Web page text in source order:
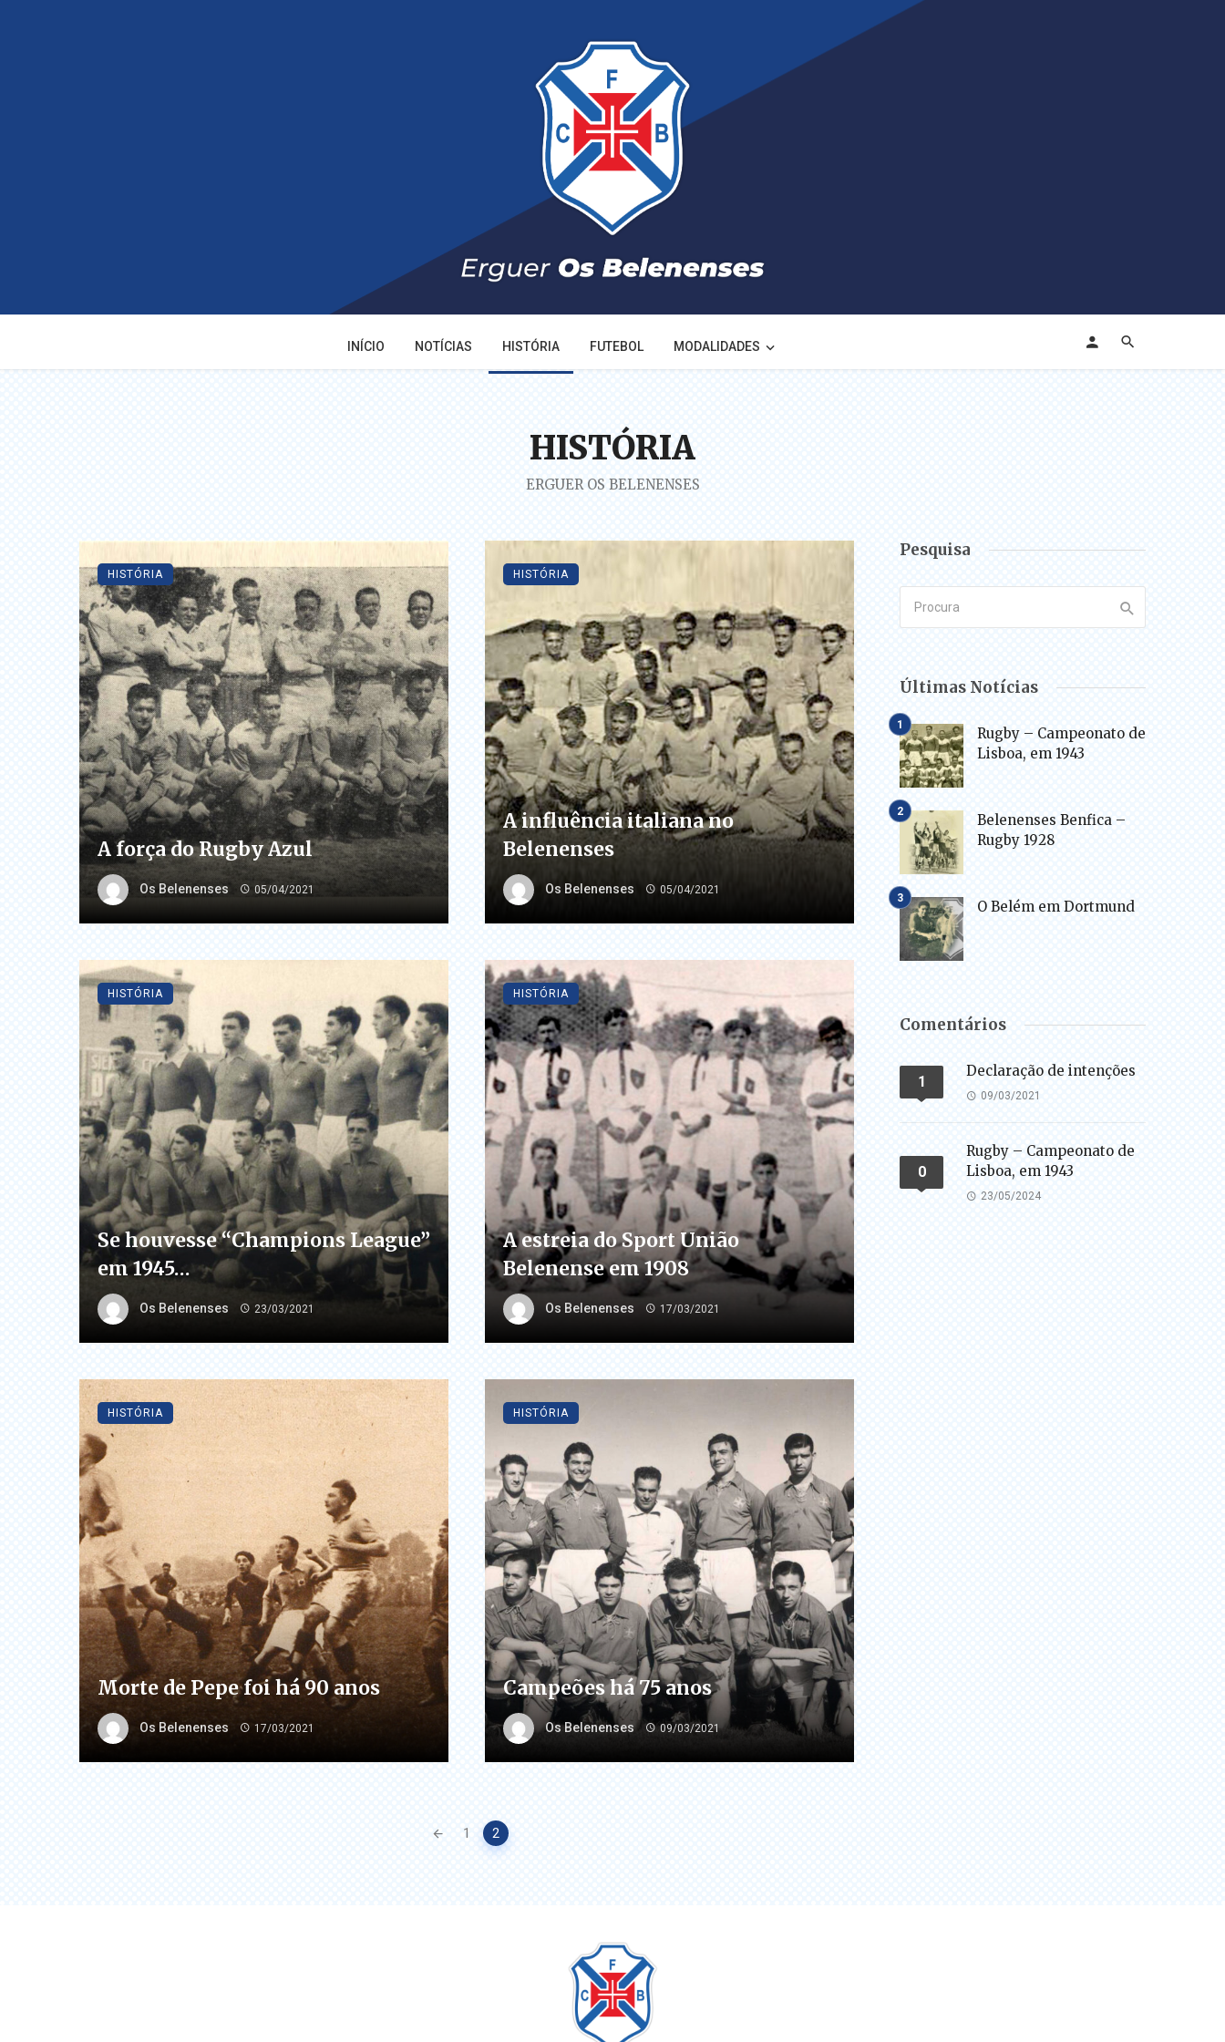
INÍCIO NOTÍCIAS HISTÓRIA FUTEBOL MODALIDADES
HISTÓRIA
ERGUER OS BELENENSES
A força do Rugby Azul
Os Belenenses 05/04/2021
HISTÓRIA
A influência italiana no
Belenenses
Os Belenenses 05/04/2021
HISTÓRIA
Se houvesse “Champions League”
em 1945…
Os Belenenses 23/03/2021
HISTÓRIA
A estreia do Sport União
Belenense em 1908
Os Belenenses 17/03/2021
HISTÓRIA
Morte de Pepe foi há 90 anos
Os Belenenses 17/03/2021
HISTÓRIA
Campeões há 75 anos
Os Belenenses 09/03/2021
HISTÓRIA
1 2
Pesquisa
Últimas Notícias
Rugby – Campeonato de
Lisboa, em 1943
Belenenses Benfica –
Rugby 1928
O Belém em Dortmund
Comentários
1
Declaração de intenções
09/03/2021
0
Rugby – Campeonato de
Lisboa, em 1943
23/05/2024